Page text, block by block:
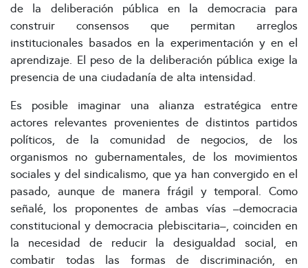
de la deliberación pública en la democracia para
construir consensos que permitan arreglos
institucionales basados en la experimentación y en el
aprendizaje. El peso de la deliberación pública exige la
presencia de una ciudadanía de alta intensidad.
Es posible imaginar una alianza estratégica entre
actores relevantes provenientes de distintos partidos
políticos, de la comunidad de negocios, de los
organismos no gubernamentales, de los movimientos
sociales y del sindicalismo, que ya han convergido en el
pasado, aunque de manera frágil y temporal. Como
señalé, los proponentes de ambas vías –democracia
constitucional y democracia plebiscitaria–, coinciden en
la necesidad de reducir la desigualdad social, en
combatir todas las formas de discriminación, en